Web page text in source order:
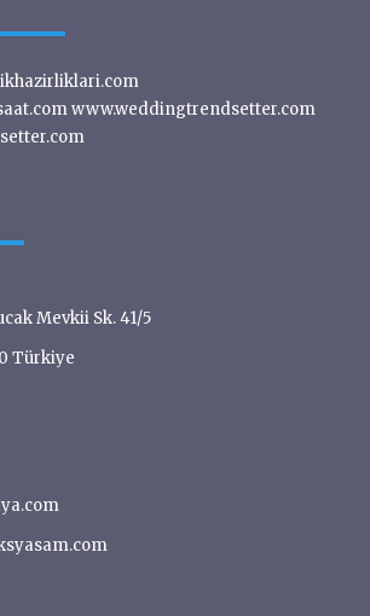
www.weddingtrendsetter.com
Mevkii Sk. 41/5
Türkiye